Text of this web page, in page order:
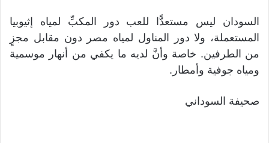
السودان ليس مستعدًّا للعب دور المكبِّ لمياه إثيوبيا
المستعملة، ولا دور المناول لمياه مصر دون مقابل مجزٍ
من الطرفين. خاصة وأنَّ لديه ما يكفي من أنهار موسمية
ومياه جوفية وأمطار.
صحيفة السوداني